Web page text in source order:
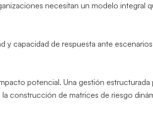
necesitan un modelo integral
y capacidad de respuesta ante
potencial. Una gestión
construcción de matrices de riesgo